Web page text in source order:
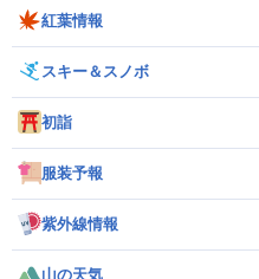
紅葉情報
スキー＆スノボ
初詣
服装予報
紫外線情報
山の天気